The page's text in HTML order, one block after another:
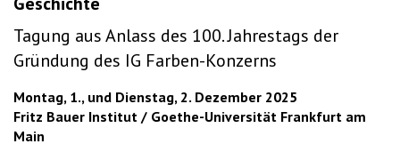
Tagung aus Anlass des 100. Jahrestags der
Gründung des IG Farben-Konzerns
Montag, 1., und Dienstag, 2. Dezember 2025
Fritz Bauer Institut / Goethe-Universität Frankfurt am
Main